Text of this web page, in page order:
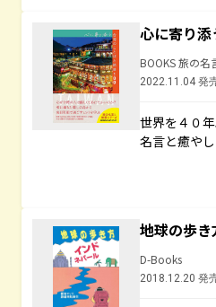
心に寄り添
BOOKS 旅の名
2022.11.04 発
世界を４０
名言と癒や
地球の歩き
D-Books
2018.12.20 発